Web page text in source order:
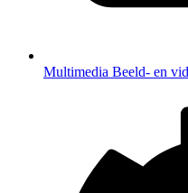
Multimedia Beeld- en